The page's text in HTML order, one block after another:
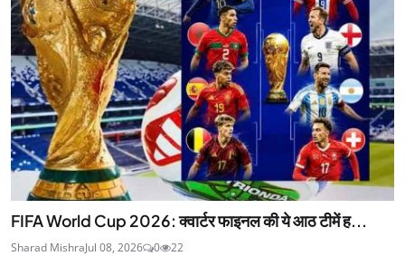
FIFA World Cup 2026: क्वार्टर फाइनल की ये आठ टीमें ह...
Sharad MishraJul 08, 2026 0 22